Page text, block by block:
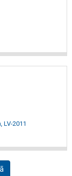
LV-2011